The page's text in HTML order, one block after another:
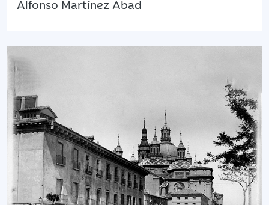
Alfonso Martínez Abad